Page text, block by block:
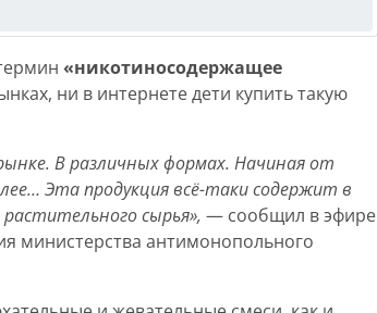
«никотиносодержащее
ни в интернете дети купить такую
В различных формах. Начиная от
Эта продукция всё-таки содержит в
сырья», — сообщил в эфире
министерства антимонопольного